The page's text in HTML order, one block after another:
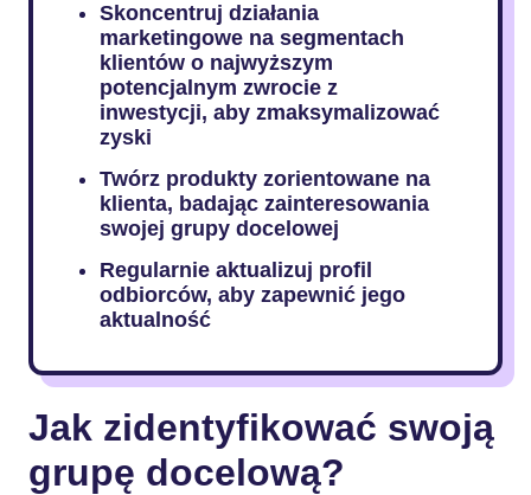
Skoncentruj działania
marketingowe na segmentach
klientów o najwyższym
potencjalnym zwrocie z
inwestycji, aby zmaksymalizować
zyski
Twórz produkty zorientowane na
klienta, badając zainteresowania
swojej grupy docelowej
Regularnie aktualizuj profil
odbiorców, aby zapewnić jego
aktualność
Jak zidentyfikować swoją
grupę docelową?